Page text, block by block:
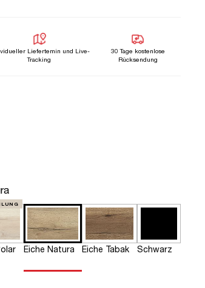
Liefertemin und Live-
Tracking
30 Tage kostenlose
Rücksendung
Eiche Natura Eiche Tabak Schwarz